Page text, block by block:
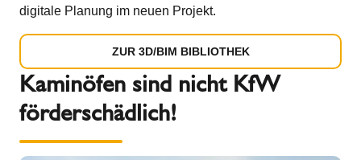
digitale Planung im neuen Projekt.
ZUR 3D/BIM BIBLIOTHEK
Kaminöfen sind nicht KfW
förderschädlich!